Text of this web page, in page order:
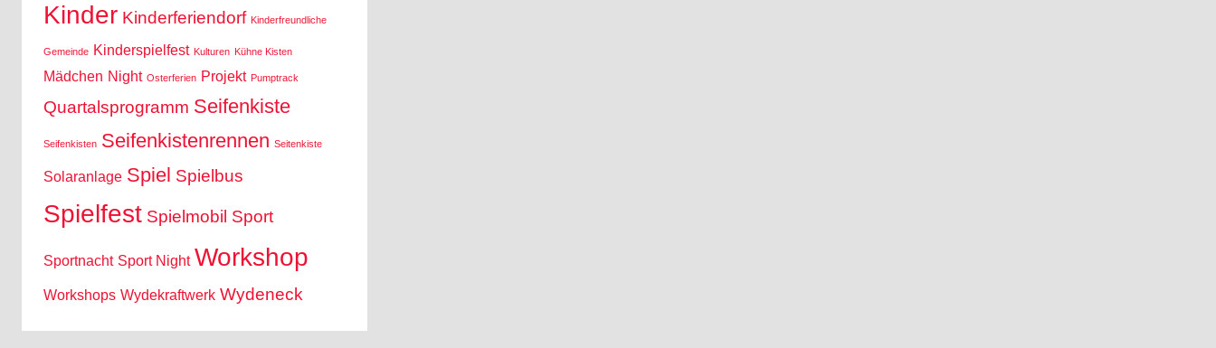
Kinder Kinderferiendorf Kinderfreundliche
Gemeinde Kinderspielfest Kulturen Kühne Kisten
Mädchen Night Osterferien Projekt Pumptrack
Quartalsprogramm Seifenkiste
Seifenkisten Seifenkistenrennen Seitenkiste
Solaranlage Spiel Spielbus
Spielfest Spielmobil Sport
Sportnacht Sport Night Workshop
Workshops Wydekraftwerk Wydeneck